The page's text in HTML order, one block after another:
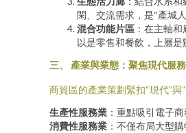
閑、交流需求，是“產城
混合功能片區 ：在主軸
以是零售和餐飲，上層是
三、 產業與業態：聚焦現代服
商貿區的產業策劃緊扣“現代”與
生產性服務業 ：重點吸引電子
消費性服務業 ：不僅布局大型